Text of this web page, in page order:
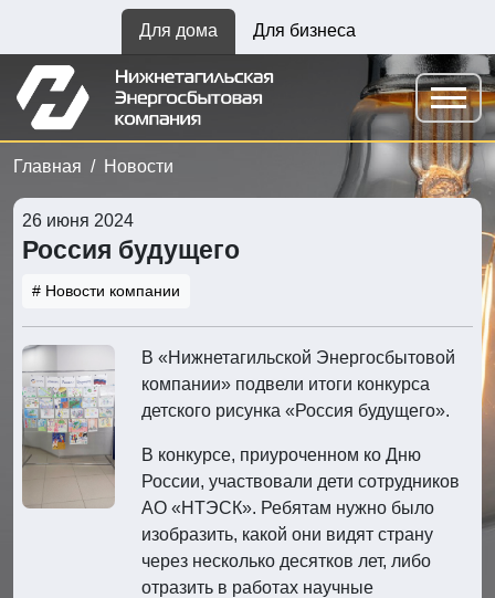
Для дома Для бизнеса
Главная Новости
26 июня 2024
Россия будущего
# Новости компании
В «Нижнетагильской Энергосбытовой
компании» подвели итоги конкурса
детского рисунка «Россия будущего».
В конкурсе, приуроченном ко Дню
России, участвовали дети сотрудников
АО «НТЭСК». Ребятам нужно было
изобразить, какой они видят страну
через несколько десятков лет, либо
отразить в работах научные